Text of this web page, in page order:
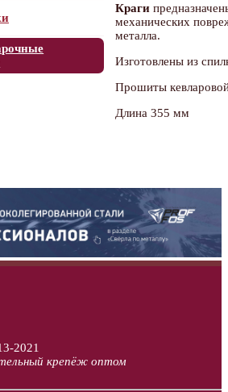
Краги
механических
металла.
Изготовлены из
Прошиты
Длина 355 мм
2021
крепёж оптом